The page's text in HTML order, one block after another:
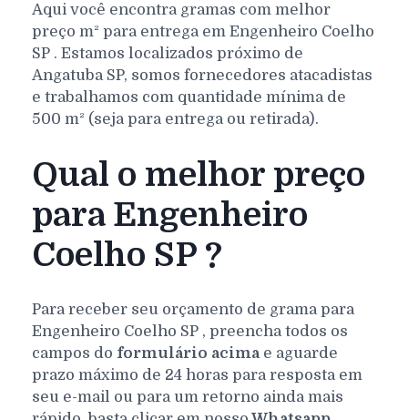
Aqui você encontra gramas com melhor
preço m² para entrega em Engenheiro Coelho
SP . Estamos localizados próximo de
Angatuba SP, somos fornecedores atacadistas
e trabalhamos com quantidade mínima de
500 m² (seja para entrega ou retirada).
Qual o melhor preço
para Engenheiro
Coelho SP ?
Para receber seu orçamento de grama para
Engenheiro Coelho SP , preencha todos os
campos do formulário acima e aguarde
prazo máximo de 24 horas para resposta em
seu e-mail ou para um retorno ainda mais